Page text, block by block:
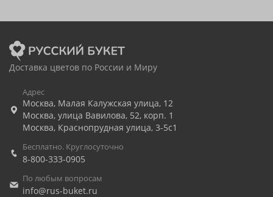
Доставка цветов по России и Миру
Адрес
Москва, Малая Калужская улица, 12
Москва, улица Вавилова, 52, корп. 1
Москва, Краснопрудная улица, 3-5с1
Бесплатно. Круглосуточно
8-800-333-0905
По любым вопросам
info@rus-buket.ru